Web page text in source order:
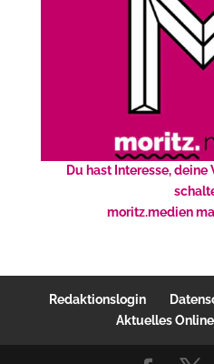
Du hast Interesse,
moritz.medien
Redaktionslogin
Aktuelles